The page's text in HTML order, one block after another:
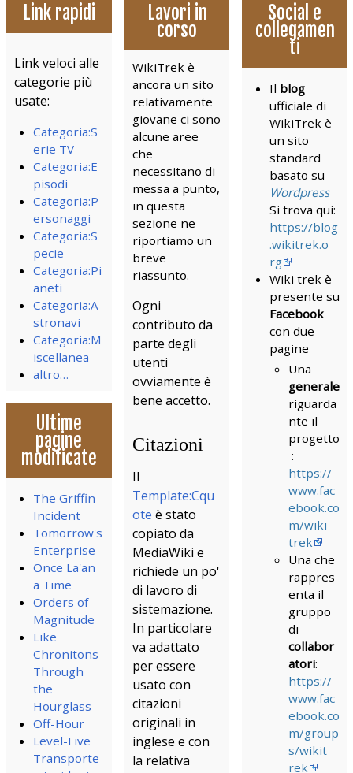
Link rapidi
Link veloci alle
categorie più
usate:
Categoria:S
erie TV
Categoria:E
pisodi
Categoria:P
ersonaggi
Categoria:S
pecie
Categoria:Pi
aneti
Categoria:A
stronavi
Categoria:M
iscellanea
altro…
Ultime
pagine
modificate
The Griffin
Incident
Tomorrow's
Enterprise
Once La'an
a Time
Orders of
Magnitude
Like
Chronitons
Through
the
Hourglass
Off-Hour
Level-Five
Transporte
Lavori in
corso
WikiTrek è
ancora un sito
relativamente
giovane ci sono
alcune aree
che
necessitano di
messa a punto,
in questa
sezione ne
riportiamo un
breve
riassunto.
Ogni
contributo da
parte degli
utenti
ovviamente è
bene accetto.
Citazioni
Il
Template:Cqu
ote è stato
copiato da
MediaWiki e
richiede un po'
di lavoro di
sistemazione.
In particolare
va adattato
per essere
usato con
citazioni
originali in
inglese e con
la relativa
Social e
collegamen
ti
Il blog
ufficiale di
WikiTrek è
un sito
standard
basato su
Wordpress
Si trova qui:
https://blog
.wikitrek.o
rg
Wiki trek è
presente su
Facebook
con due
pagine
Una
generale
riguarda
nte il
progetto
:
https://
www.fac
ebook.co
m/wiki
trek
Una che
rappres
enta il
gruppo
di
collabor
atori:
https://
www.fac
ebook.co
m/group
s/wikit
rek